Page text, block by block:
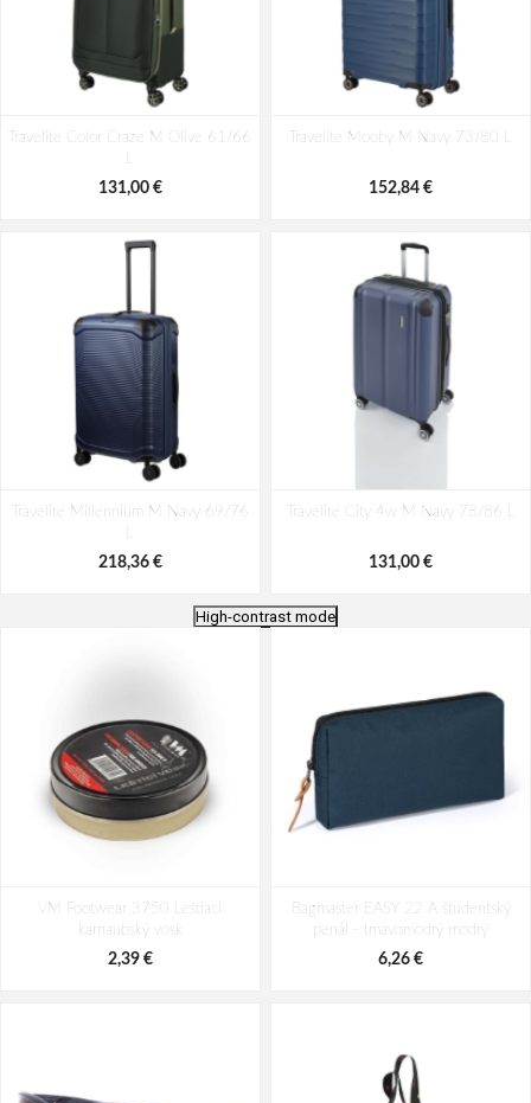
Travelite Color Craze M Olive 61/66
131,00 €
Travelite Mooby M Navy 73/80 L
152,84 €
Travelite Millennium M Navy 69/76
218,36 €
Travelite City 4w M Navy 78/86 L
131,00 €
62/67 L
141,92 €
70/80 L
120,08 €
High-contrast mode
VM Footwear 3750 Leštiaci
karnaubský vosk
2,39 €
Bagmaster EASY 22 A študentský
penál - tmavomodrý modrý
6,26 €